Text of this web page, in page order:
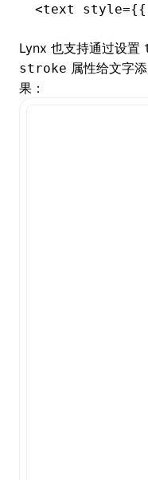
<text style={{
Lynx 也支持通过设置
stroke 属性给文字
果：